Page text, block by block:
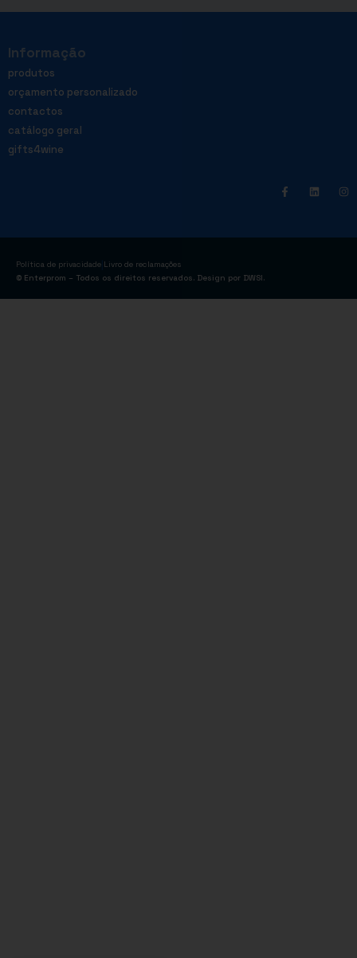
Informação
produtos
orçamento personalizado
contactos
catálogo geral
gifts4wine
Política de privacidade Livro de reclamações
© Enterprom – Todos os direitos reservados. Design por DWSI.